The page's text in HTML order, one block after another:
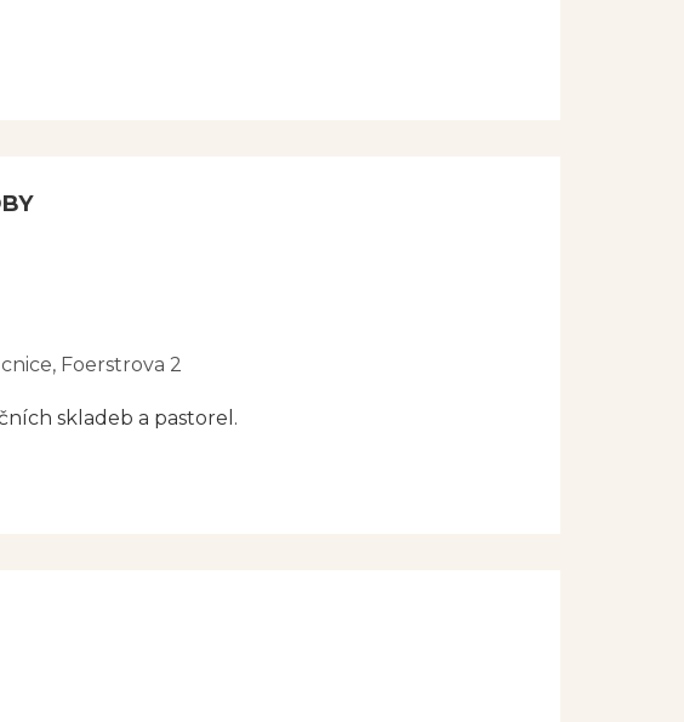
Foerstrova 2
skladeb a pastorel.